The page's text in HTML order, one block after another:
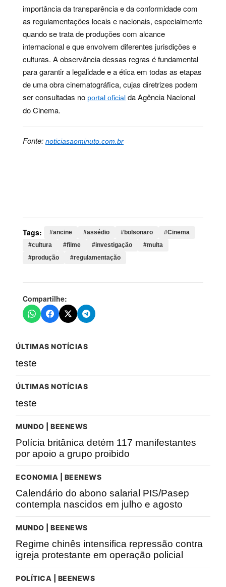
importância da transparência e da conformidade com
as regulamentações locais e nacionais, especialmente
quando se trata de produções com alcance
internacional e que envolvem diferentes jurisdições e
culturas. A observância dessas regras é fundamental
para garantir a legalidade e a ética em todas as etapas
de uma obra cinematográfica, cujas diretrizes podem
ser consultadas no portal oficial da Agência Nacional
do Cinema.
Fonte: noticiasaominuto.com.br
Tags: #ancine #assédio #bolsonaro
#Cinema
#cultura
#filme #investigação
#multa
#produção
#regulamentação
Compartilhe:
ÚLTIMAS NOTÍCIAS
teste
ÚLTIMAS NOTÍCIAS
teste
MUNDO | BEENEWS
Polícia britânica detém 117 manifestantes
por apoio a grupo proibido
ECONOMIA | BEENEWS
Calendário do abono salarial PIS/Pasep
contempla nascidos em julho e agosto
MUNDO | BEENEWS
Regime chinês intensifica repressão contra
igreja protestante em operação policial
POLÍTICA | BEENEWS